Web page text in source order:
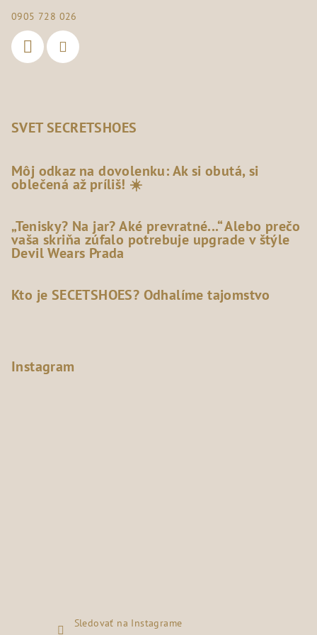
0905 728 026
SVET SECRETSHOES
Môj odkaz na dovolenku: Ak si obutá, si
oblečená až príliš! ☀️
„Tenisky? Na jar? Aké prevratné...“ Alebo prečo
vaša skriňa zúfalo potrebuje upgrade v štýle
Devil Wears Prada
Kto je SECETSHOES? Odhalíme tajomstvo
Instagram
Sledovať na Instagrame